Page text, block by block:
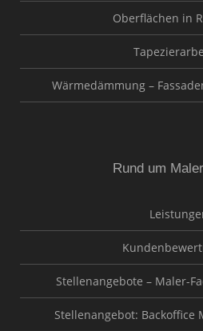
Oberflächen in
Wärmedämmung –
Rund um
Stellenangebote – Maler-
Stellenangebot: Backoffice